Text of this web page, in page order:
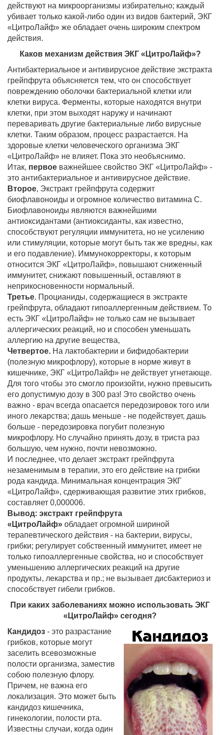
действуют на микроорганизмы избирательно; каждый
убивает только какой-либо один из видов бактерий, ЭКГ
«ЦитроЛайф» же обладает очень широким спектром
действия.
Каков механизм действия ЭКГ «ЦитроЛайф»?
Антибактериальное и антивирусное действие экстракта
грейпфрута объясняется тем, что он способствует
повреждению оболочки бактериальной клетки или
клетки вируса. Ферменты, которые находятся внутри
клетки, при этом выходят наружу и начинают
переваривать другие бактериальные либо вирусные
клетки. Таким образом, процесс разрастается. На
здоровые клетки человеческого организма ЭКГ
«ЦитроЛайф» не влияет. Пока это необъяснимо.
Итак, первое важнейшее свойство ЭКГ «ЦитроЛайф» -
это антибактериальное и антивирусное действие.
Второе, Экстракт грейпфрута содержит
биофлавоноиды и огромное количество витамина С.
Биофлавоноиды являются важнейшими
антиоксидантами (антиоксиданты, как известно,
способствуют регуляции иммунитета, но не усилению
или стимуляции, которые могут быть так же вредны, как
и его подавление). Иммунокорректоры, к которым
относится ЭКГ «ЦитроЛайф», повышают сниженный
иммунитет, снижают повышенный, оставляют в
неприкосновенности нормальный.
Третье. Процианиды, содержащиеся в экстракте
грейпфрута, обладают гипоаллергенным действием. То
есть ЭКГ «ЦитроЛайф» не только сам не вызывает
аллергических реакций, но и способен уменьшать
аллергию на другие вещества,
Четвертое. На лактобактерии и бифидобактерии
(полезную микрофлору), которые в норме живут в
кишечнике, ЭКГ «ЦитроЛайф» не действует угнетающе.
Для того чтобы это смогло произойти, нужно превысить
его допустимую дозу в 300 раз! Это свойство очень
важно - врач всегда опасается передозировок того или
иного лекарства; дашь меньше - не подействует, дашь
больше - передозировка погубит полезную
микрофлору. Но случайно принять дозу, в триста раз
большую, чем нужно, почти невозможно.
И последнее, что делает экстракт грейпфрута
незаменимым в терапии, это его действие на грибки
рода кандида. Минимальная концентрация ЭКГ
«ЦитроЛайф», сдерживающая развитие этих грибков,
составляет 0,000006.
Вывод: экстракт грейпфрута
«ЦитроЛайф» обладает огромной шириной
терапевтического действия - на бактерии, вирусы,
грибки; регулирует собственный иммунитет, имеет не
только гипоаллергенные свойства, но и способствует
уменьшению аллергических реакций на другие
продукты, лекарства и пр.; не вызывает дисбактериоз и
способствует гибели грибков.
При каких заболеваниях можно использовать ЭКГ
«ЦитроЛайф» сегодня?
Кандидоз - это разрастание
грибков, которые могут
заселить всевозможные
полости организма, заместив
собою полезную флору.
Причем, не важна его
локализация. Это может быть
кандидоз кишечника,
гинекологии, полости рта.
Известны случаи, когда один